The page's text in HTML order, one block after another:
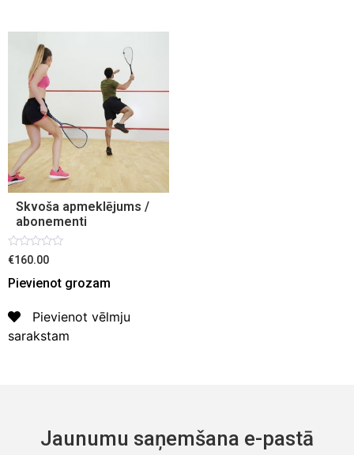
Skvoša apmeklējums /
abonementi
Novērtēts
ar
0
no
€160.00
Pievienot grozam
Pievienot vēlmju
sarakstam
Jaunumu saņemšana e-pastā